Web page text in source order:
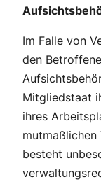
Im Falle von
den
Mitgliedstaat
ihres
mutmaßlichen
besteht